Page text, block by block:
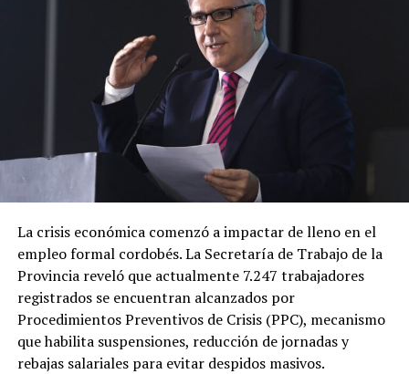
La crisis económica comenzó a impactar de lleno en el
empleo formal cordobés. La Secretaría de Trabajo de la
Provincia reveló que actualmente 7.247 trabajadores
registrados se encuentran alcanzados por
Procedimientos Preventivos de Crisis (PPC), mecanismo
que habilita suspensiones, reducción de jornadas y
rebajas salariales para evitar despidos masivos.